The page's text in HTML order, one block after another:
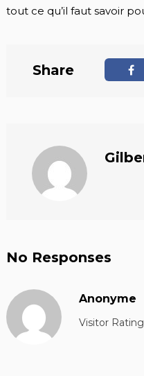
tout ce qu’il faut savoir
Share
No Responses
Anonyme
Visitor